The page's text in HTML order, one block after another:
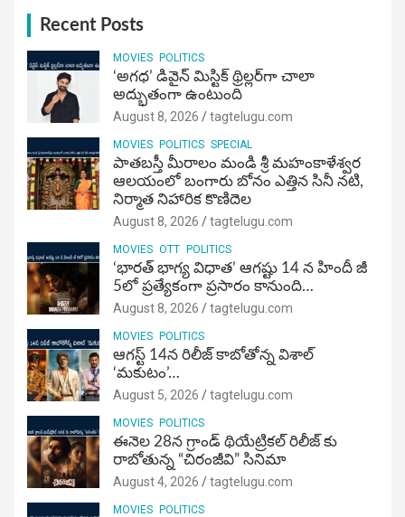
Recent Posts
MOVIES POLITICS
‘అగధ’ డివైన్ మిస్టిక్ థ్రిల్లర్‌గా చాలా
అద్భుతంగా ఉంటుంది
August 8, 2026 tagtelugu.com
MOVIES POLITICS SPECIAL
పాతబస్తీ మీరాలం మండి శ్రీ మహంకాళేశ్వర
ఆలయంలో బంగారు బోనం ఎత్తిన సినీ నటి,
నిర్మాత నిహారిక కొణిదెల
August 8, 2026 tagtelugu.com
MOVIES OTT POLITICS
‘భారత్ భాగ్య విధాత’ ఆగష్టు 14 న హిందీ జీ
5లో ప్రత్యేకంగా ప్రసారం కానుంది…
August 8, 2026 tagtelugu.com
MOVIES POLITICS
ఆగస్ట్ 14న రిలీజ్ కాబోతోన్న విశాల్
‘మకుటం’…
August 5, 2026 tagtelugu.com
MOVIES POLITICS
ఈనెల 28న గ్రాండ్ థియేట్రికల్ రిలీజ్ కు
రాబోతున్న “చిరంజీవి” సినిమా
August 4, 2026 tagtelugu.com
MOVIES POLITICS